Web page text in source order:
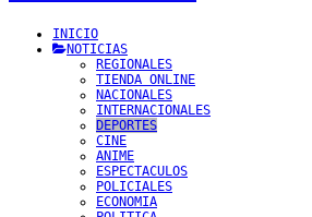
INICIO
NOTICIAS
REGIONALES
TIENDA ONLINE
NACIONALES
INTERNACIONALES
DEPORTES
CINE
ANIME
ESPECTACULOS
POLICIALES
ECONOMIA